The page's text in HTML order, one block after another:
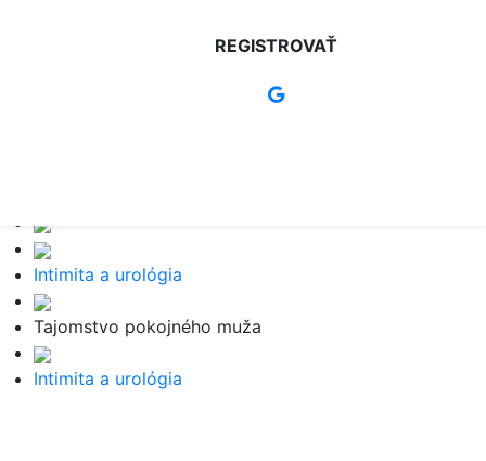
REGISTROVAŤ
Intimita a urológia
Tajomstvo pokojného muža
Intimita a urológia